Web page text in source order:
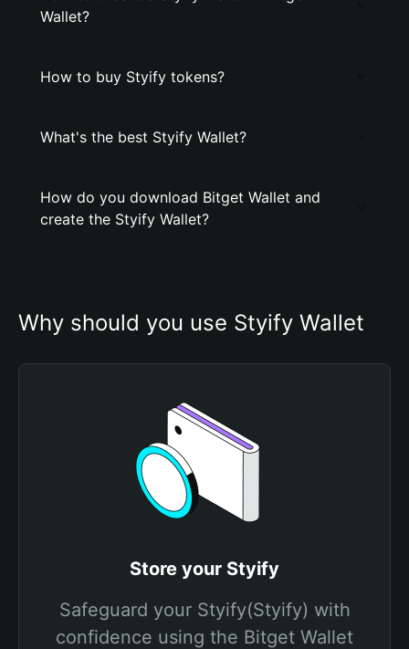
Wallet?
How to buy Styify tokens?
What's the best Styify Wallet?
How do you download Bitget Wallet and
create the Styify Wallet?
Why should you use Styify Wallet
Store your Styify
Safeguard your Styify(Styify) with
confidence using the Bitget Wallet